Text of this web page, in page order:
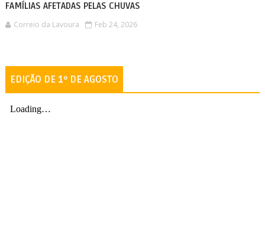
FAMÍLIAS AFETADAS PELAS CHUVAS
Correio da Lavoura Feb 24, 2026
EDIÇÃO DE 1º DE AGOSTO